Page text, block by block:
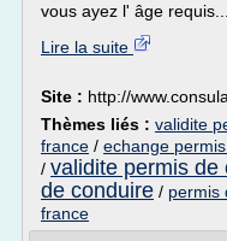
vous ayez l' âge requis...
Lire la suite
Site : http://
Thèmes liés : validite
france / echange
/ validite permis de
de conduire / permis
france